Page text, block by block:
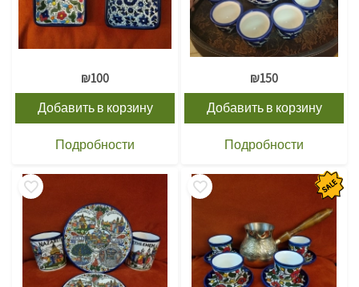
₪100
Добавить в корзину
Подробности
₪150
Добавить в корзину
Подробности